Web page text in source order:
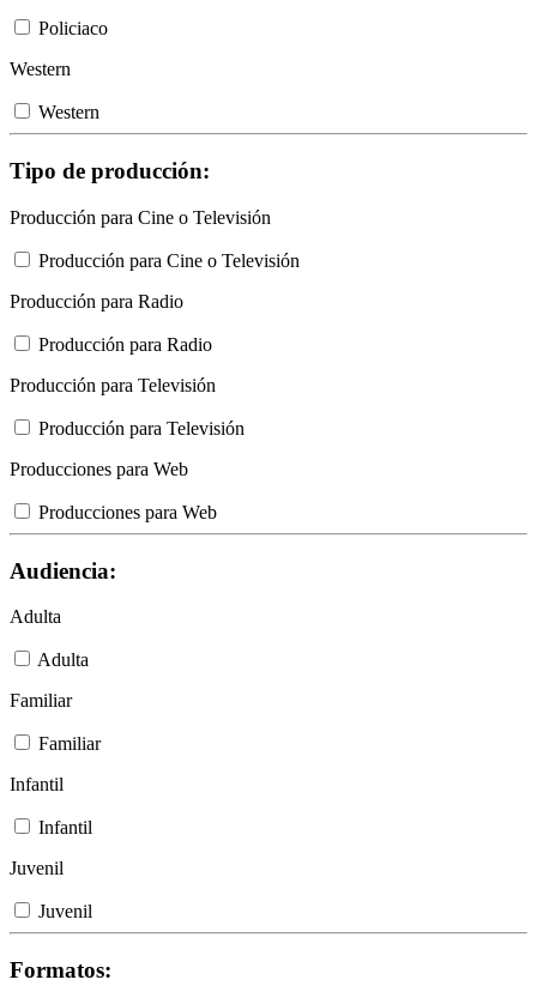
Policiaco
Western
Western
Tipo de producción:
Producción para Cine o Televisión
Producción para Cine o Televisión
Producción para Radio
Producción para Radio
Producción para Televisión
Producción para Televisión
Producciones para Web
Producciones para Web
Audiencia:
Adulta
Adulta
Familiar
Familiar
Infantil
Infantil
Juvenil
Juvenil
Formatos: